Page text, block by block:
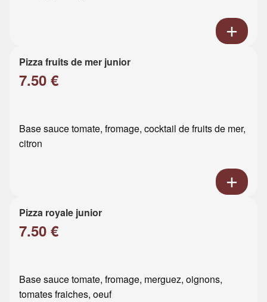
Pizza fruits de mer junior
7.50 €
Base sauce tomate, fromage, cocktail de fruits de mer,
citron
Pizza royale junior
7.50 €
Base sauce tomate, fromage, merguez, oignons,
tomates fraiches, oeuf